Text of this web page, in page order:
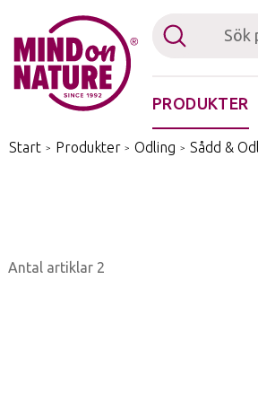
PRODUKTER
Start / Produkter / Odling / Sådd &
Antal artiklar 2